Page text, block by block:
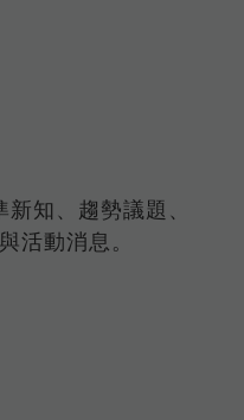
知、趨勢議題、
活動消息。